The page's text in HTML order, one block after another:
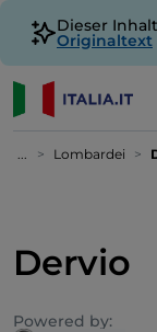
Dieser
Originaltext
... Lombardei
Dervio
Powered by: